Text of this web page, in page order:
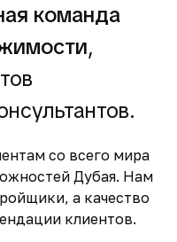
на эскроу-счёт.
с него деньги
в
команда
,
со всего мира
Дубая. Нам
а качество
клиентов.